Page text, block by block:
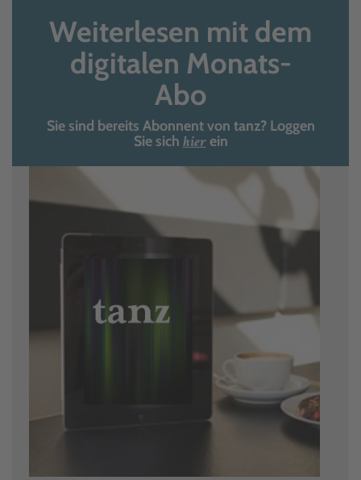
Weiterlesen mit dem
digitalen Monats-
Abo
Sie sind bereits Abonnent von tanz? Loggen
Sie sich hierein